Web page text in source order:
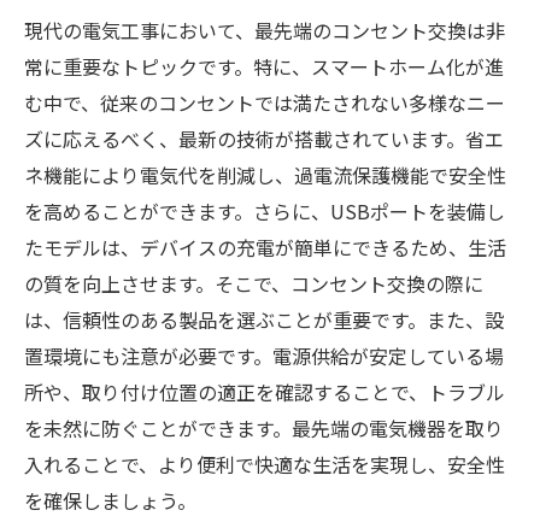
現代の電気工事において、最先端のコンセント交換は非
常に重要なトピックです。特に、スマートホーム化が進
む中で、従来のコンセントでは満たされない多様なニー
ズに応えるべく、最新の技術が搭載されています。省エ
ネ機能により電気代を削減し、過電流保護機能で安全性
を高めることができます。さらに、USBポートを装備し
たモデルは、デバイスの充電が簡単にできるため、生活
の質を向上させます。そこで、コンセント交換の際に
は、信頼性のある製品を選ぶことが重要です。また、設
置環境にも注意が必要です。電源供給が安定している場
所や、取り付け位置の適正を確認することで、トラブル
を未然に防ぐことができます。最先端の電気機器を取り
入れることで、より便利で快適な生活を実現し、安全性
を確保しましょう。